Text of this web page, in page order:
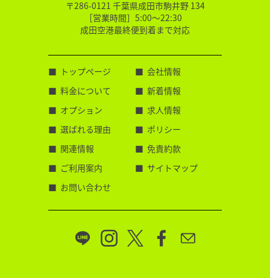
〒286-0121 千葉県成田市駒井野 134
［営業時間］5:00～22:30
成田空港最終便到着まで対応
トップページ
料金について
オプション
選ばれる理由
関連情報
ご利用案内
お問い合わせ
会社情報
新着情報
求人情報
ポリシー
免責約款
サイトマップ